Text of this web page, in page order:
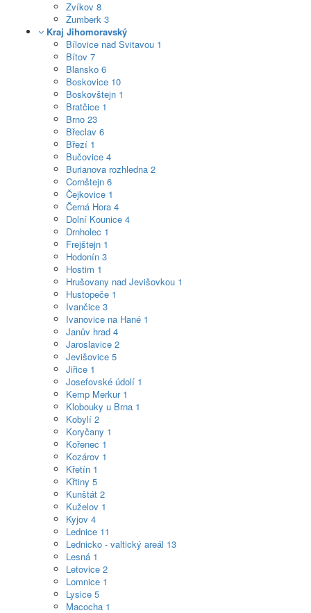
Zvíkov 8
Žumberk 3
Kraj Jihomoravský
Bílovice nad Svitavou 1
Bítov 7
Blansko 6
Boskovice 10
Boskovštejn 1
Bratčice 1
Brno 23
Břeclav 6
Březí 1
Bučovice 4
Burianova rozhledna 2
Cornštejn 6
Čejkovice 1
Černá Hora 4
Dolní Kounice 4
Drnholec 1
Frejštejn 1
Hodonín 3
Hostim 1
Hrušovany nad Jevišovkou 1
Hustopeče 1
Ivančice 3
Ivanovice na Hané 1
Janův hrad 4
Jaroslavice 2
Jevišovice 5
Jiřice 1
Josefovské údolí 1
Kemp Merkur 1
Klobouky u Brna 1
Kobylí 2
Koryčany 1
Kořenec 1
Kozárov 1
Křetín 1
Křtiny 5
Kunštát 2
Kuželov 1
Kyjov 4
Lednice 11
Lednicko - valtický areál 13
Lesná 1
Letovice 2
Lomnice 1
Lysice 5
Macocha 1